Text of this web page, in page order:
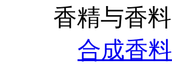
香精与香料
合成香料